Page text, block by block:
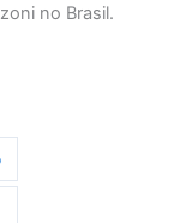
no Brasil.